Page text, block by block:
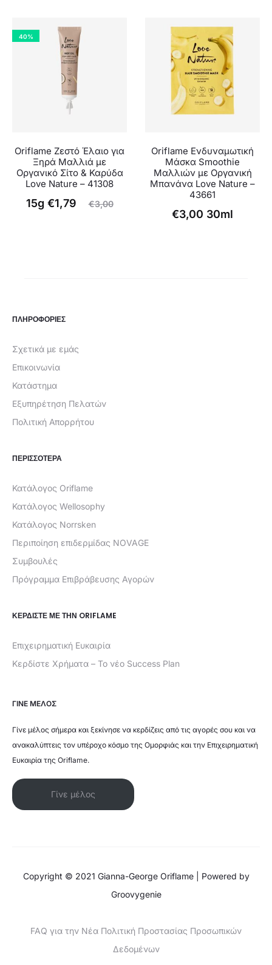
40%
Oriflame Ζεστό Έλαιο για
Ξηρά Μαλλιά με
Οργανικό Σίτο & Καρύδα
Love Nature – 41308
€3,00
Original
€1,79
Η
15g
Oriflame Ενδυναμωτική
Μάσκα Smoothie
Μαλλιών με Οργανική
Μπανάνα Love Nature –
43661
€3,00 30ml
ΠΛΗΡΟΦΟΡΙΕΣ
Σχετικά με εμάς
Επικοινωνία
Κατάστημα
Εξυπηρέτηση Πελατών
Πολιτική Απορρήτου
ΠΕΡΙΣΣΟΤΕΡΑ
Κατάλογος Oriflame
Κατάλογος Wellosophy
Κατάλογος Norrsken
Περιποίηση επιδερμίδας NOVAGE
Συμβουλές
Πρόγραμμα Επιβράβευσης Αγορών
ΚΕΡΔΊΣΤΕ ΜΕ ΤΗΝ ORIFLAME
Επιχειρηματική Ευκαιρία
Κερδίστε Χρήματα – Το νέο Success Plan
ΓΙΝΕ ΜΕΛΟΣ
Γίνε μέλος σήμερα και ξεκίνησε να κερδίζεις από τις αγορές σου και να
ανακαλύπτεις τον υπέροχο κόσμο της Ομορφιάς και την Επιχειρηματική
Ευκαιρία της Oriflame.
Γίνε μέλος
Copyright © 2021 Gianna-George Oriflame | Powered by
Groovygenie
FAQ για την Νέα Πολιτική Προστασίας Προσωπικών
Δεδομένων